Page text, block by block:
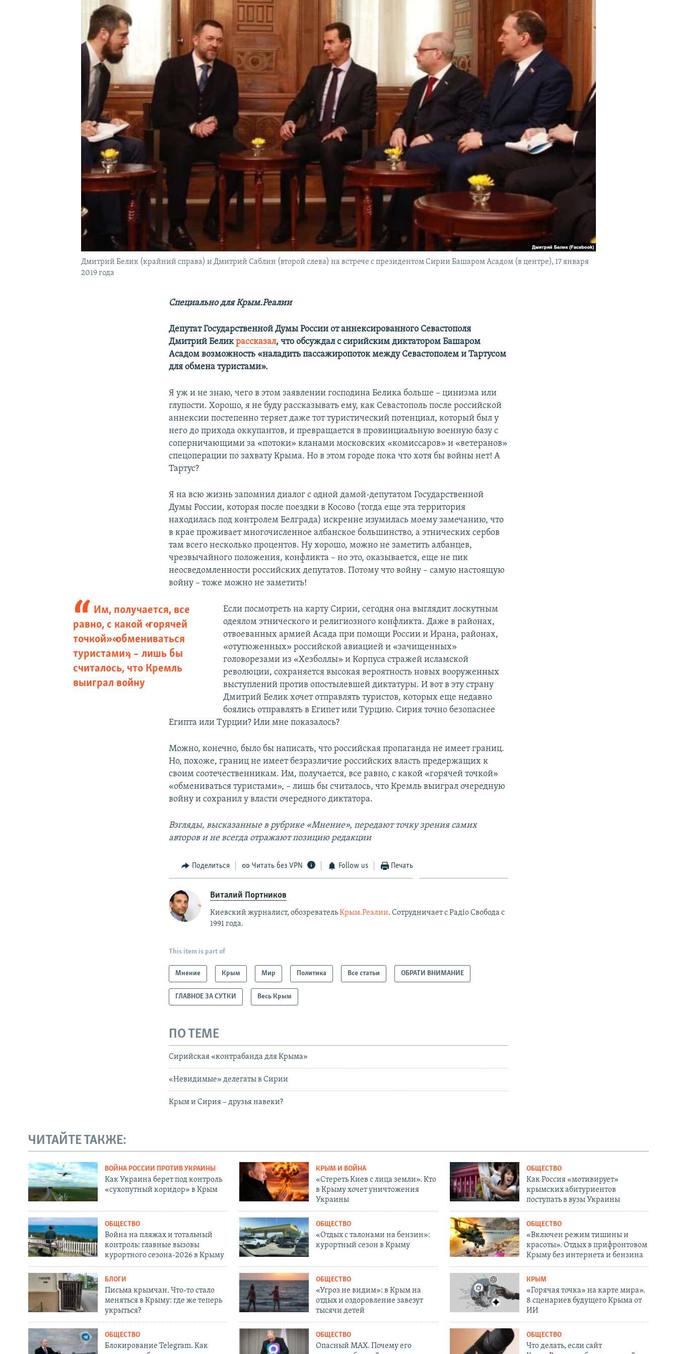
УКРАИНСКАЯ ПРОБЛЕМА КРЫМА
Дмитрий Белик (крайний справа) и Дмитрий Саблин (второй слева) на встрече с президентом Сирии Башаром Асадом (в центре), 17 января
2019 года
Специально для Крым.Реалии
Депутат Государственной Думы России от аннексированного Севастополя
Дмитрий Беликрассказал, что обсуждал с сирийским диктатором Башаром
Асадом возможность «наладить пассажиропоток между Севастополем и Тартусом
для обмена туристами».
Я уж и не знаю, чего в этом заявлении господина Белика больше – цинизма или
глупости. Хорошо, я не буду рассказывать ему, как Севастополь после российской
аннексии постепенно теряет даже тот туристический потенциал, который был у
него до прихода оккупантов, и превращается в провинциальную военную базу с
соперничающими за «потоки» кланами московских «комиссаров» и «ветеранов»
спецоперации по захвату Крыма. Но в этом городе пока что хотя бы войны нет! А
Тартус?
Я на всю жизнь запомнил диалог с одной дамой-депутатом Государственной
Думы России, которая после поездки в Косово (тогда еще эта территория
находилась под контролем Белграда) искренне изумилась моему замечанию, что
в крае проживает многочисленное албанское большинство, а этнических сербов
там всего несколько процентов. Ну хорошо, можно не заметить албанцев,
чрезвычайного положения, конфликта – но это, оказывается, еще не пик
неосведомленности российских депутатов. Потому что войну – самую настоящую
войну – тоже можно не заметить!
Им, получается, все
равно, с какой «горячей
точкой» «обмениваться
туристами», – лишь бы
считалось, что Кремль
выиграл войну
Если посмотреть на карту Сирии, сегодня она выглядит лоскутным
одеялом этнического и религиозного конфликта. Даже в районах,
отвоеванных армией Асада при помощи России и Ирана, районах,
«отутюженных» российской авиацией и «зачищенных»
головорезами из «Хезболлы» и Корпуса стражей исламской
революции, сохраняется высокая вероятность новых вооруженных
выступлений против опостылевшей диктатуры. И вот в эту страну
Дмитрий Белик хочет отправлять туристов, которых еще недавно
боялись отправлять в Египет или Турцию. Сирия точно безопаснее
Египта или Турции? Или мне показалось?
Можно, конечно, было бы написать, что российская пропаганда не имеет границ.
Но, похоже, границ не имеет безразличие российских власть предержащих к
своим соотечественникам. Им, получается, все равно, с какой «горячей точкой»
«обмениваться туристами», – лишь бы считалось, что Кремль выиграл очередную
войну и сохранил у власти очередного диктатора.
Взгляды, высказанные в рубрике «Мнение», передают точку зрения самих
авторов и не всегда отражают позицию редакции
Поделиться Читать без VPN Follow us Печать
Виталий Портников
Киевский журналист, обозревательКрым.Реалии. Сотрудничает с Радiо Свобода с
1991 года.
This item is part of
Мнение Крым Мир Политика Все статьи ОБРАТИ ВНИМАНИЕ
ГЛАВНОЕ ЗА СУТКИ Весь Крым
ПО ТЕМЕ
Сирийская «контрабанда для Крыма»
«Невидимые» делегаты в Сирии
Крым и Сирия – друзья навеки?
ЧИТАЙТЕ ТАКЖЕ:
ВОЙНА РОССИИ ПРОТИВ УКРАИНЫ
Как Украина берет под контроль
«сухопутный коридор» в Крым
КРЫМ И ВОЙНА
«Стереть Киев с лица земли». Кто
в Крыму хочет уничтожения
Украины
ОБЩЕСТВО
Как Россия «мотивирует»
крымских абитуриентов
поступать в вузы Украины
ОБЩЕСТВО
Война на пляжах и тотальный
контроль: главные вызовы
курортного сезона-2026 в Крыму
ОБЩЕСТВО
«Отдых с талонами на бензин»:
курортный сезон в Крыму
ОБЩЕСТВО
«Включен режим тишины и
красоты». Отдых в прифронтовом
Крыму без интернета и бензина
БЛОГИ
Письма крымчан. Что-то стало
меняться в Крыму: где же теперь
укрыться?
ОБЩЕСТВО
«Угроз не видим»: в Крым на
отдых и оздоровление завезут
тысячи детей
КРЫМ
«Горячая точка» на карте мира».
8 сценариев будущего Крыма от
ИИ
ОБЩЕСТВО
Блокирование Telegram. Как
ОБЩЕСТВО
Опасный MAX. Почему его
ОБЩЕСТВО
Что делать, если сайт